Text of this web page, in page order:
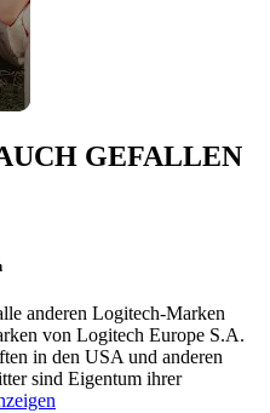
GEFALLEN
anderen Logitech-Marken
von Logitech Europe S.A.
in den USA und anderen
sind Eigentum ihrer